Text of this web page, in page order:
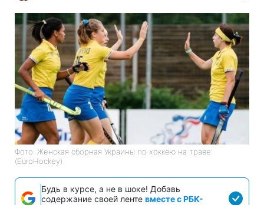
Фото: Женская сборная Украины по хоккею на траве
(EuroHockey)
Будь в курсе, а не в шоке! Добавь
содержание своей ленте вместе с РБК-